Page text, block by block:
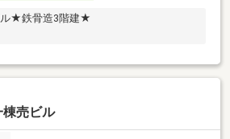
★鉄骨造3階建★
売ビル